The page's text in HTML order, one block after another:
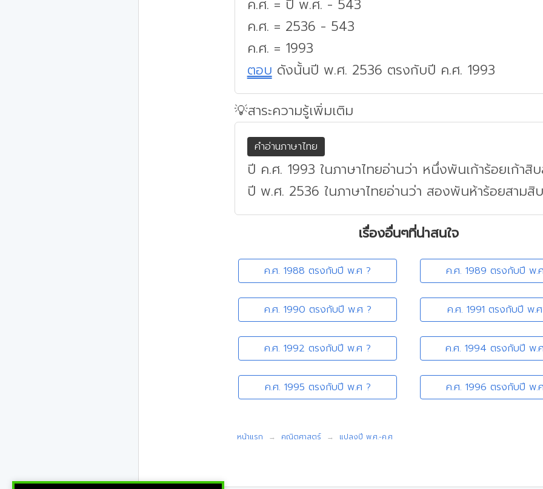
ค.ศ. = ปี พ.ศ. - 543
ค.ศ. = 2536 - 543
ค.ศ. = 1993
ตอบ ดังนั้นปี พ.ศ. 2536 ตรงกับปี ค.ศ. 1993
💡สาระความรู้เพิ่มเติม
คำอ่านภาษาไทย
ปี ค.ศ. 1993 ในภาษาไทยอ่านว่า หนึ่งพันเก้าร้อยเก้าสิ
ปี พ.ศ. 2536 ในภาษาไทยอ่านว่า สองพันห้าร้อยสามสิ
เรื่องอื่นๆที่น่าสนใจ
ค.ศ. 1988 ตรงกับปี พ.ศ ? ค.ศ. 1989 ตรงกับปี พ.
ค.ศ. 1990 ตรงกับปี พ.ศ ? ค.ศ. 1991 ตรงกับปี พ.
ค.ศ. 1992 ตรงกับปี พ.ศ ? ค.ศ. 1994 ตรงกับปี พ.
ค.ศ. 1995 ตรงกับปี พ.ศ ? ค.ศ. 1996 ตรงกับปี พ.
หน้าแรก คณิตศาสตร์ แปลงปี พ.ศ.-ค.ศ